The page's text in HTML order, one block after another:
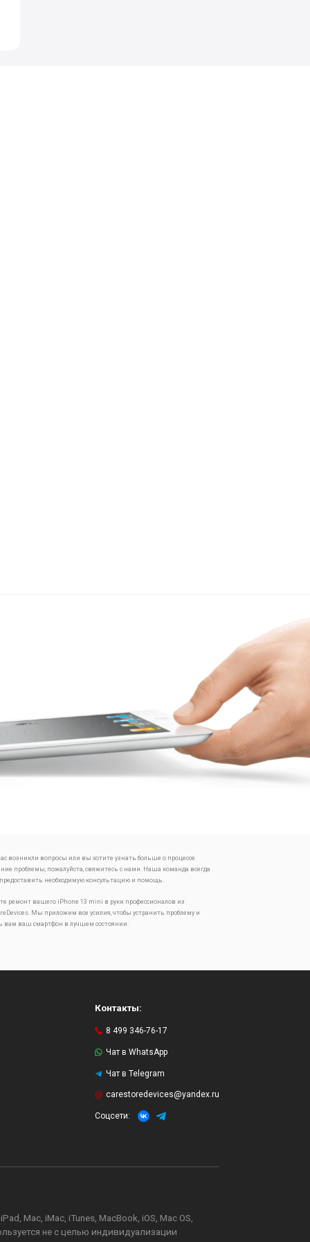
возникли вопросы или вы хотите узнать больше о процессе
проблемы, пожалуйста, свяжитесь с нами. Наша команда всегда
необходимую консультацию и помощь.
ремонт вашего iPhone 13 mini в руки профессионалов из
Мы приложим все усилия, чтобы устранить проблему и
вам ваш смартфон в лучшем состоянии.
Контакты:
8 499 346-76-17
Чат в WhatsApp
Чат в Telegram
carestoredevices@yandex.ru
Соцсети:
Mac, iMac, iTunes, MacBook, iOS, Mac OS,
не с целью индивидуализации